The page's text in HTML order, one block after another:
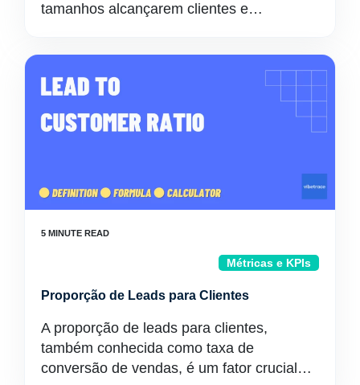
tamanhos alcançarem clientes e…
Métricas e KPIs
Proporção de Leads para Clientes
A proporção de leads para clientes,
também conhecida como taxa de
conversão de vendas, é um fator crucial…